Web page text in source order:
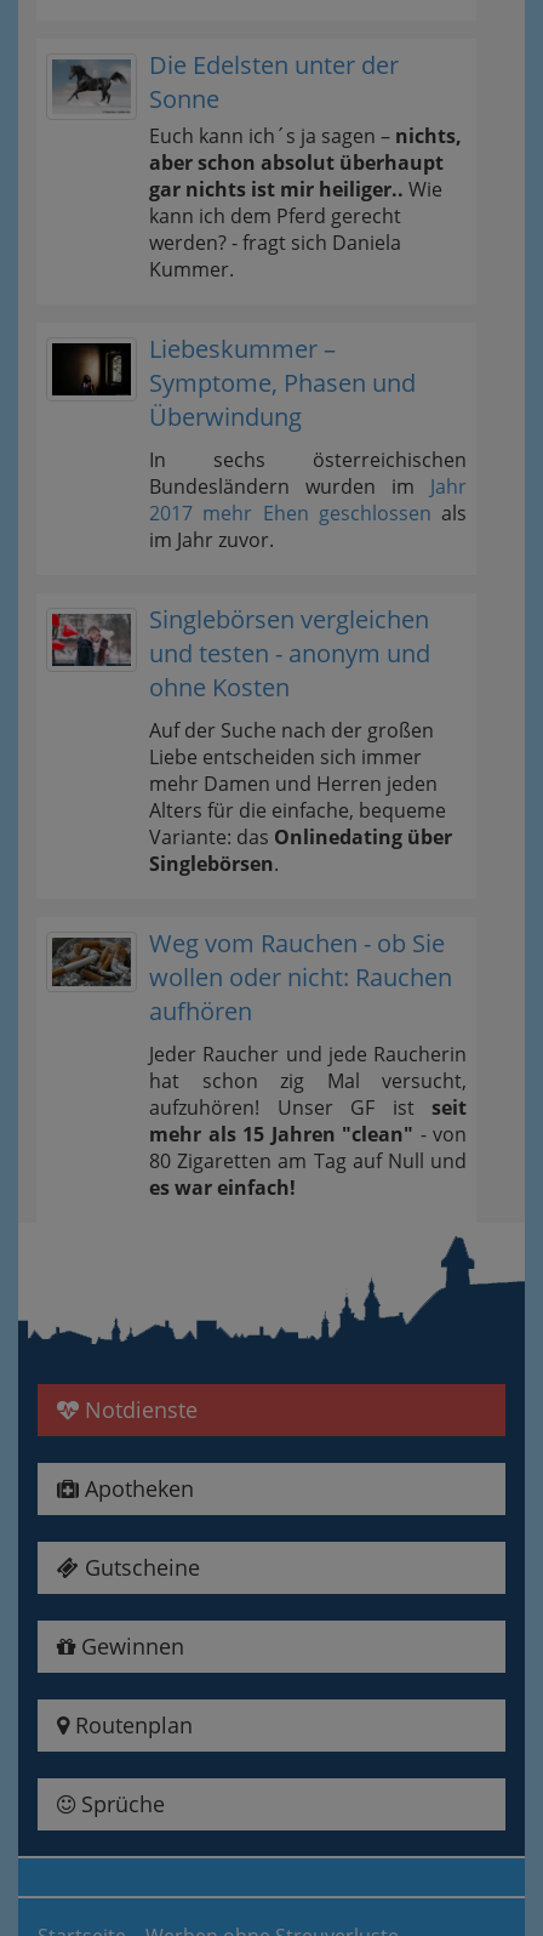
Die Edelsten unter der
Sonne
Euch kann ich´s ja sagen – nichts,
aber schon absolut überhaupt
gar nichts ist mir heiliger.. Wie
kann ich dem Pferd gerecht
werden? - fragt sich Daniela
Kummer.
Liebeskummer –
Symptome, Phasen und
Überwindung
In sechs österreichischen
Bundesländern wurden im Jahr
2017 mehr Ehen geschlossen als
im Jahr zuvor.
Singlebörsen vergleichen
und testen - anonym und
ohne Kosten
Auf der Suche nach der großen
Liebe entscheiden sich immer
mehr Damen und Herren jeden
Alters für die einfache, bequeme
Variante: das Onlinedating über
Singlebörsen.
Weg vom Rauchen - ob Sie
wollen oder nicht: Rauchen
aufhören
Jeder Raucher und jede Raucherin
hat schon zig Mal versucht,
aufzuhören! Unser GF ist seit
mehr als 15 Jahren "clean" - von
80 Zigaretten am Tag auf Null und
es war einfach!
Notdienste
Apotheken
Gutscheine
Gewinnen
Routenplan
Sprüche